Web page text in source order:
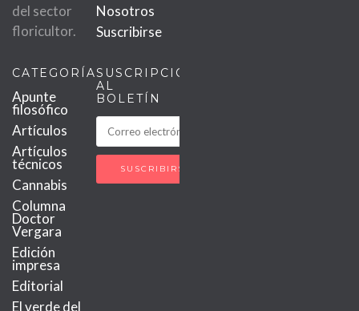
del sector
floricultor.
Nosotros
Suscribirse
CATEGORÍAS
Apunte
filosófico
Artículos
Artículos
técnicos
Cannabis
Columna
Doctor
Vergara
Edición
impresa
Editorial
El verde del
SUSCRIPCIÓN
AL
BOLETÍN